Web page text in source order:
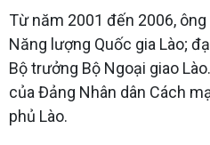
Từ năm 2001 đến 2006,
Năng lượng Quốc gia Lào;
Bộ trưởng Bộ Ngoại giao
của Đảng Nhân dân Cách
phủ Lào.